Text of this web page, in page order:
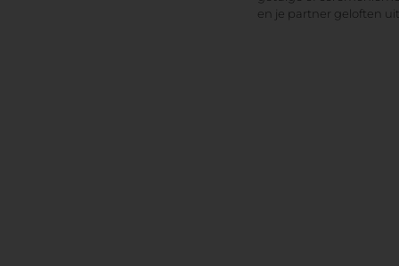
en je partner geloften